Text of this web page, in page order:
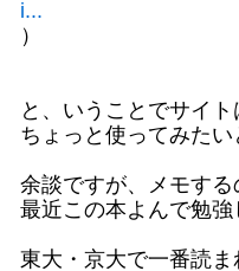
i...
）
と、いうことでサイ
ちょっと使ってみた
余談ですが、メモす
最近この本よんで勉強
東大・京大で一番読